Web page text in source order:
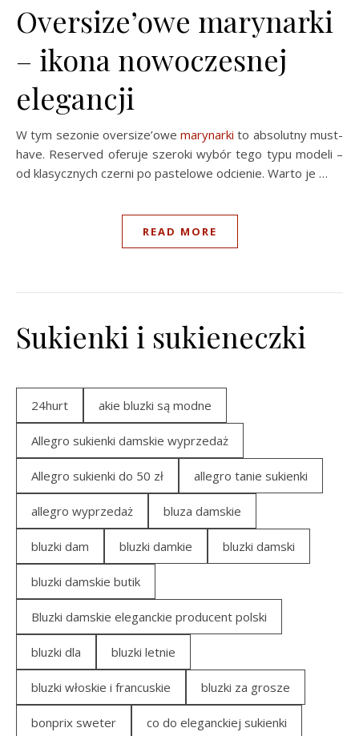
Oversize’owe marynarki
– ikona nowoczesnej
elegancji
W tym sezonie oversize’owemarynarki to absolutny must-
have. Reserved oferuje szeroki wybór tego typu modeli –
od klasycznych czerni po pastelowe odcienie. Warto je …
READ MORE
Sukienki i sukieneczki
24hurt akie bluzki są modne
Allegro sukienki damskie wyprzedaż
Allegro sukienki do 50 zł allegro tanie sukienki
allegro wyprzedaż bluza damskie
bluzki dam bluzki damkie bluzki damski
bluzki damskie butik
Bluzki damskie eleganckie producent polski
bluzki dla bluzki letnie
bluzki włoskie i francuskie bluzki za grosze
bonprix sweter co do eleganckiej sukienki